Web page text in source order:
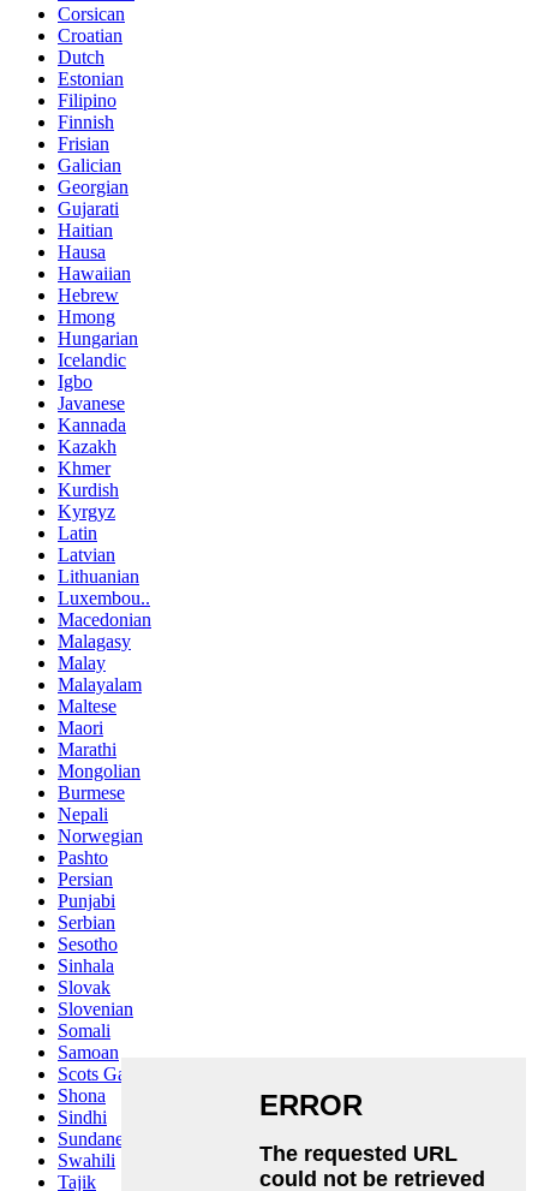
Corsican
Croatian
Dutch
Estonian
Filipino
Finnish
Frisian
Galician
Georgian
Gujarati
Haitian
Hausa
Hawaiian
Hebrew
Hmong
Hungarian
Icelandic
Igbo
Javanese
Kannada
Kazakh
Khmer
Kurdish
Kyrgyz
Latin
Latvian
Lithuanian
Luxembou..
Macedonian
Malagasy
Malay
Malayalam
Maltese
Maori
Marathi
Mongolian
Burmese
Nepali
Norwegian
Pashto
Persian
Punjabi
Serbian
Sesotho
Sinhala
Slovak
Slovenian
Somali
Samoan
Scots Gaelic
Shona
Sindhi
Sundanese
Swahili
Tajik